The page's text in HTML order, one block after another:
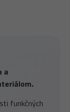
a
funkčných